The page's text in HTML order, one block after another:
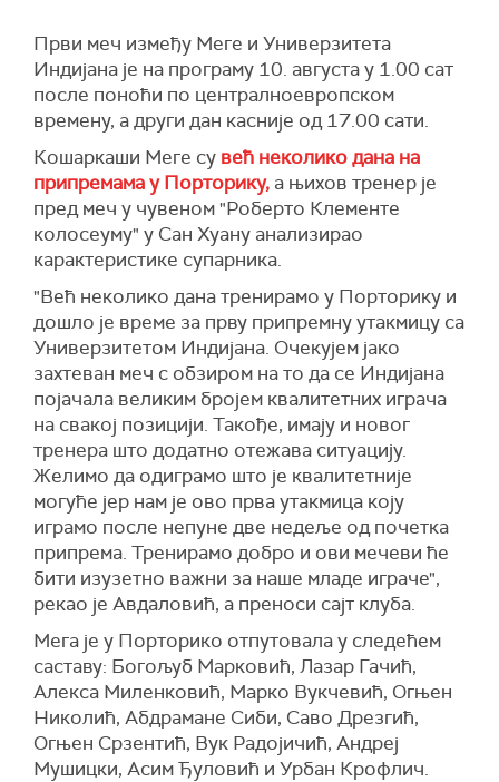
Први меч између Меге и Универзитета
Индијана је на програму 10. августа у 1.00 сат
после поноћи по централноевропском
времену, а други дан касније од 17.00 сати.
Кошаркаши Меге су већ неколико дана на
припремама у Порторику, а њихов тренер је
пред меч у чувеном "Роберто Клементе
колосеуму" у Сан Хуану анализирао
карактеристике супарника.
"Већ неколико дана тренирамо у Порторику и
дошло је време за прву припремну утакмицу са
Универзитетом Индијана. Очекујем јако
захтеван меч с обзиром на то да се Индијана
појачала великим бројем квалитетних играча
на свакој позицији. Такође, имају и новог
тренера што додатно отежава ситуацију.
Желимо да одиграмо што је квалитетније
могуће јер нам је ово прва утакмица коју
играмо после непуне две недеље од почетка
припрема. Тренирамо добро и ови мечеви ће
бити изузетно важни за наше младе играче",
рекао је Авдаловић, а преноси сајт клуба.
Мега је у Порторико отпутовала у следећем
саставу: Богољуб Марковић, Лазар Гачић,
Алекса Миленковић, Марко Вукчевић, Огњен
Николић, Абдрамане Сиби, Саво Дрезгић,
Огњен Срзентић, Вук Радојичић, Андреј
Мушицки, Асим Ђуловић и Урбан Крофлич.